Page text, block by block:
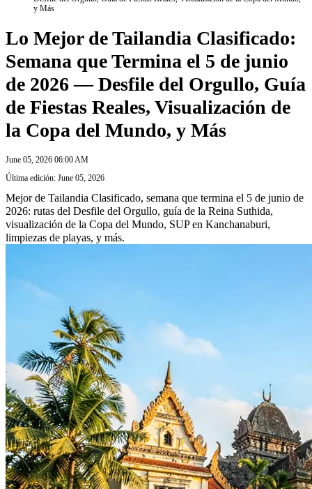
y Más
Lo Mejor de Tailandia Clasificado:
Semana que Termina el 5 de junio
de 2026 — Desfile del Orgullo, Guía
de Fiestas Reales, Visualización de
la Copa del Mundo, y Más
June 05, 2026 06:00 AM
Última edición: June 05, 2026
Mejor de Tailandia Clasificado, semana que termina el 5 de junio de
2026: rutas del Desfile del Orgullo, guía de la Reina Suthida,
visualización de la Copa del Mundo, SUP en Kanchanaburi,
limpiezas de playas, y más.